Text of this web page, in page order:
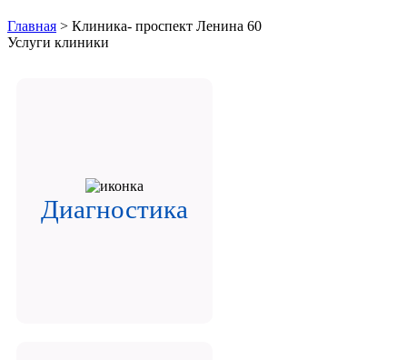
Главная > Клиника- проспект Ленина 60
Услуги клиники
Диагностика